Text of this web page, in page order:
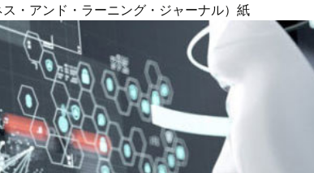
・アンド・ラーニング・ジャーナル）紙